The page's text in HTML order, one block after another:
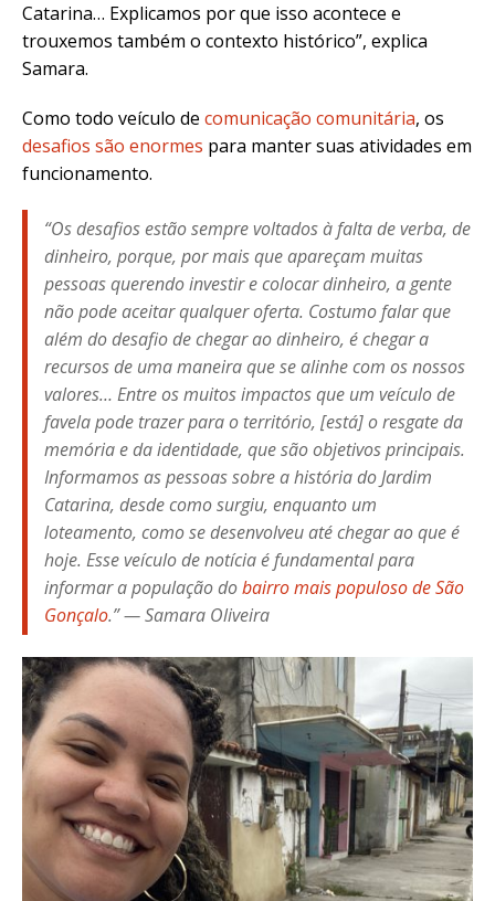
Catarina… Explicamos por que isso acontece e
trouxemos também o contexto histórico”, explica
Samara.
Como todo veículo de comunicação comunitária, os
desafios são enormes para manter suas atividades em
funcionamento.
“Os desafios estão sempre voltados à falta de verba, de
dinheiro, porque, por mais que apareçam muitas
pessoas querendo investir e colocar dinheiro, a gente
não pode aceitar qualquer oferta. Costumo falar que
além do desafio de chegar ao dinheiro, é chegar a
recursos de uma maneira que se alinhe com os nossos
valores… Entre os muitos impactos que um veículo de
favela pode trazer para o território, [está] o resgate da
memória e da identidade, que são objetivos principais.
Informamos as pessoas sobre a história do Jardim
Catarina, desde como surgiu, enquanto um
loteamento, como se desenvolveu até chegar ao que é
hoje. Esse veículo de notícia é fundamental para
informar a população dobairro mais populoso de São
Gonçalo.” — Samara Oliveira